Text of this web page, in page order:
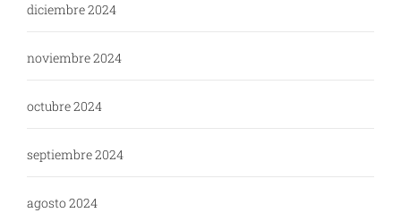
diciembre 2024
noviembre 2024
octubre 2024
septiembre 2024
agosto 2024